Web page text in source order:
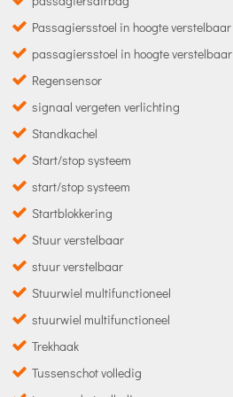
Passagiersstoel in hoogte verstelbaar
passagiersstoel in hoogte verstelbaar
Regensensor
signaal vergeten verlichting
Standkachel
Start/stop systeem
start/stop systeem
Startblokkering
Stuur verstelbaar
stuur verstelbaar
Stuurwiel multifunctioneel
stuurwiel multifunctioneel
Trekhaak
Tussenschot volledig